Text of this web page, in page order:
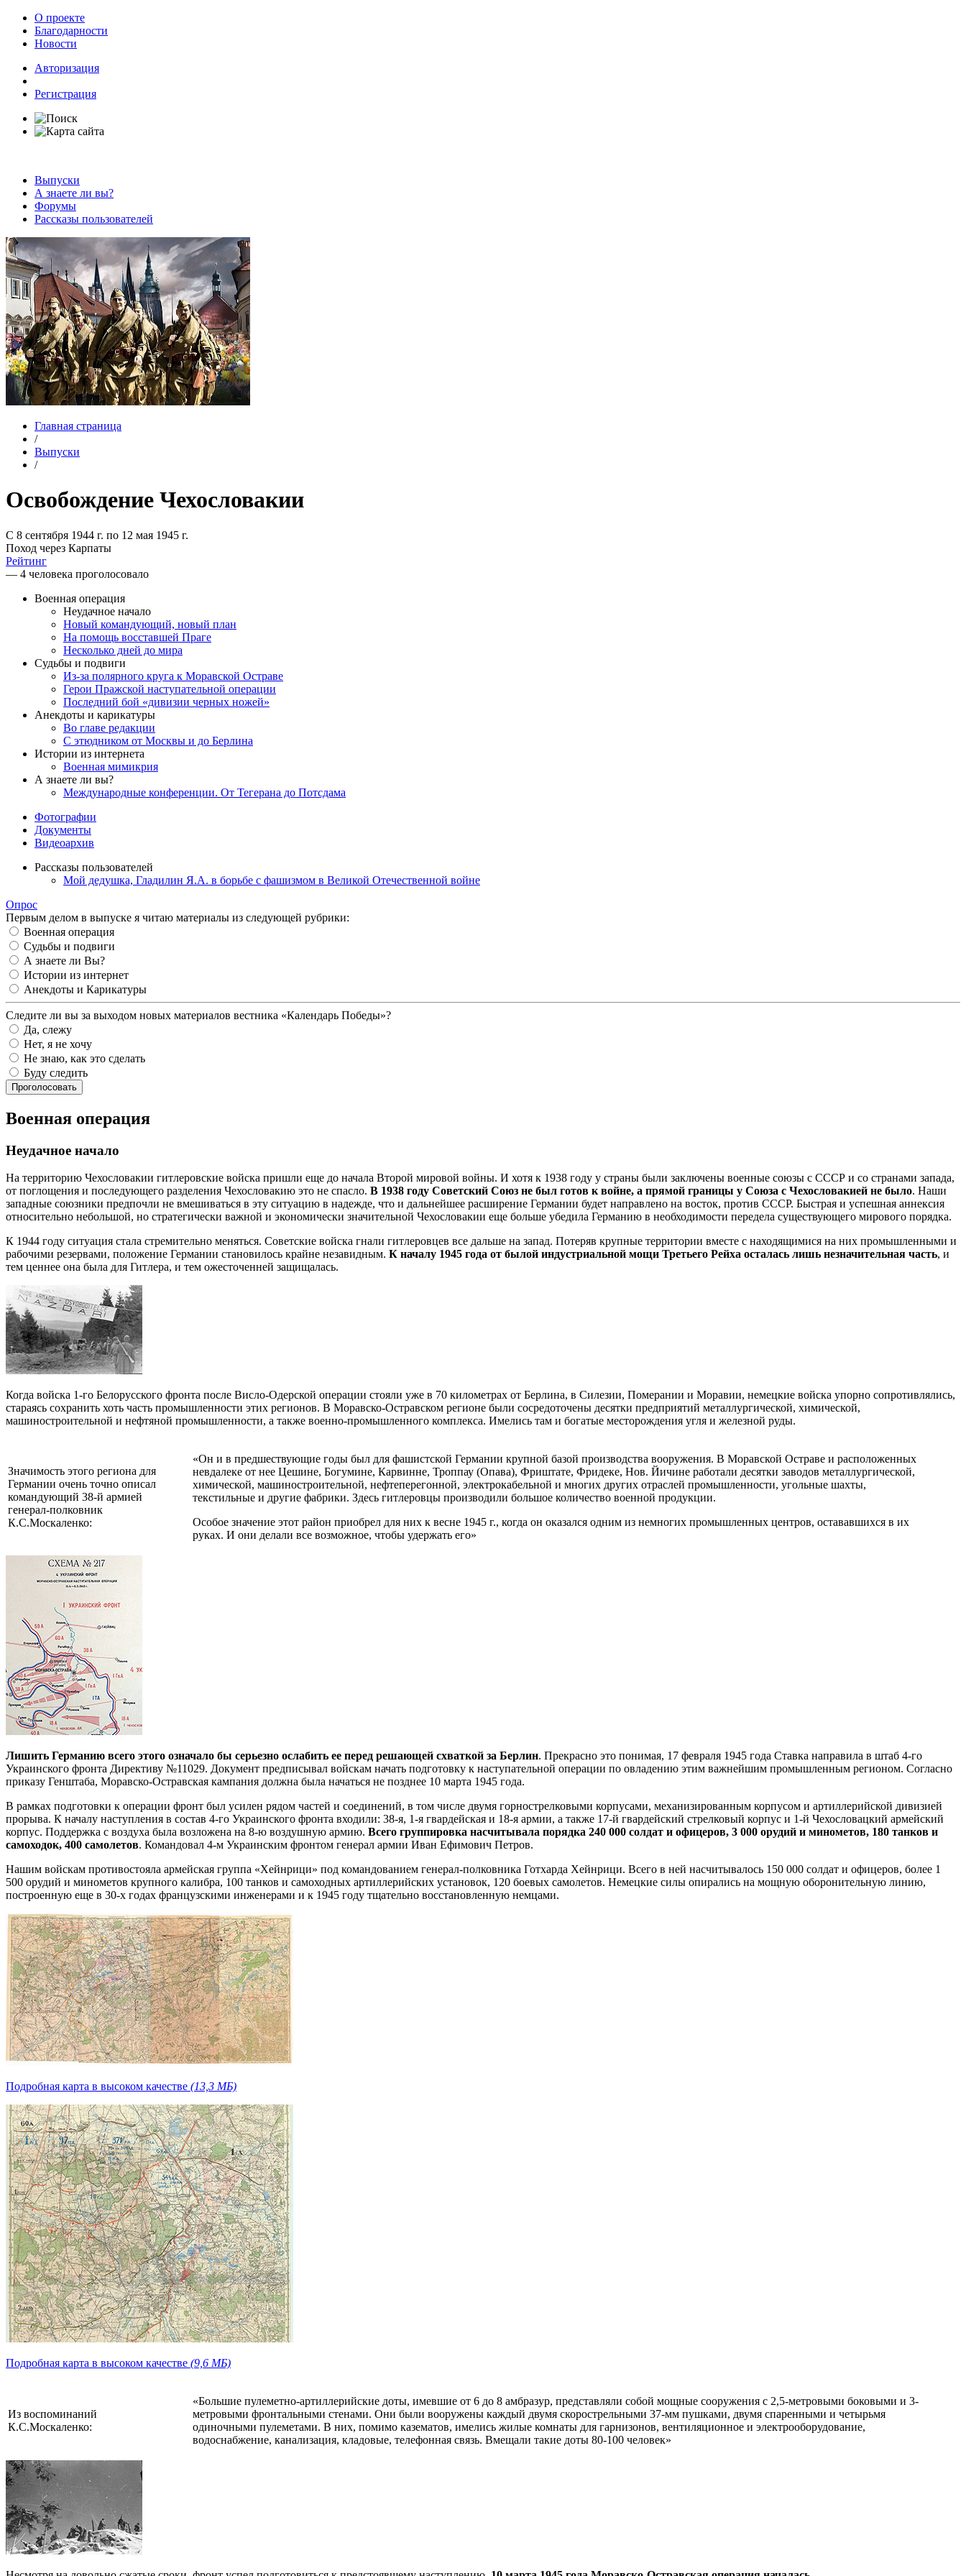
О проекте
Благодарности
Новости
Авторизация
Регистрация
Выпуски
А знаете ли вы?
Форумы
Рассказы пользователей
Главная страница
/
Выпуски
/
Освобождение Чехословакии
С 8 сентября 1944 г. по 12 мая 1945 г.
Поход через Карпаты
Рейтинг
— 4 человека проголосовало
Военная операция
Неудачное начало
Новый командующий, новый план
На помощь восставшей Праге
Несколько дней до мира
Судьбы и подвиги
Из-за полярного круга к Моравской Остраве
Герои Пражской наступательной операции
Последний бой «дивизии черных ножей»
Анекдоты и карикатуры
Во главе редакции
С этюдником от Москвы и до Берлина
Истории из интернета
Военная мимикрия
А знаете ли вы?
Международные конференции. От Тегерана до Потсдама
Фотографии
Документы
Видеоархив
Рассказы пользователей
Мой дедушка, Гладилин Я.А. в борьбе с фашизмом в Великой Отечественной войне
Опрос
Первым делом в выпуске я читаю материалы из следующей рубрики:
Военная операция
Судьбы и подвиги
А знаете ли Вы?
Истории из интернет
Анекдоты и Карикатуры
Следите ли вы за выходом новых материалов вестника «Календарь Победы»?
Да, слежу
Нет, я не хочу
Не знаю, как это сделать
Буду следить
Проголосовать
Военная операция
Неудачное начало
На территорию Чехословакии гитлеровские войска пришли еще до начала Второй мировой войны. И хотя к 1938 году у страны были заключены военные союзы с СССР и со странами запада,
от поглощения и последующего разделения Чехословакию это не спасло. В 1938 году Советский Союз не был готов к войне, а прямой границы у Союза с Чехословакией не было. Наши
западные союзники предпочли не вмешиваться в эту ситуацию в надежде, что и дальнейшее расширение Германии будет направлено на восток, против СССР. Быстрая и успешная аннексия
относительно небольшой, но стратегически важной и экономически значительной Чехословакии еще больше убедила Германию в необходимости передела существующего мирового порядка.
К 1944 году ситуация стала стремительно меняться. Советские войска гнали гитлеровцев все дальше на запад. Потеряв крупные территории вместе с находящимися на них промышленными и
рабочими резервами, положение Германии становилось крайне незавидным. К началу 1945 года от былой индустриальной мощи Третьего Рейха осталась лишь незначительная часть, и
тем ценнее она была для Гитлера, и тем ожесточенней защищалась.
Когда войска 1-го Белорусского фронта после Висло-Одерской операции стояли уже в 70 километрах от Берлина, в Силезии, Померании и Моравии, немецкие войска упорно сопротивлялись,
стараясь сохранить хоть часть промышленности этих регионов. В Моравско-Остравском регионе были сосредоточены десятки предприятий металлургической, химической,
машиностроительной и нефтяной промышленности, а также военно-промышленного комплекса. Имелись там и богатые месторождения угля и железной руды.
Значимость этого региона для
Германии очень точно описал
командующий 38-й армией
генерал-полковник
К.С.Москаленко:
«Он и в предшествующие годы был для фашистской Германии крупной базой производства вооружения. В Моравской Остраве и расположенных
невдалеке от нее Цешине, Богумине, Карвинне, Троппау (Опава), Фриштате, Фридеке, Нов. Йичине работали десятки заводов металлургической,
химической, машиностроительной, нефтеперегонной, электрокабельной и многих других отраслей промышленности, угольные шахты,
текстильные и другие фабрики. Здесь гитлеровцы производили большое количество военной продукции.
Особое значение этот район приобрел для них к весне 1945 г., когда он оказался одним из немногих промышленных центров, остававшихся в их
руках. И они делали все возможное, чтобы удержать его»
Лишить Германию всего этого означало бы серьезно ослабить ее перед решающей схваткой за Берлин. Прекрасно это понимая, 17 февраля 1945 года Ставка направила в штаб 4-го
Украинского фронта Директиву №11029. Документ предписывал войскам начать подготовку к наступательной операции по овладению этим важнейшим промышленным регионом. Согласно
приказу Генштаба, Моравско-Остравская кампания должна была начаться не позднее 10 марта 1945 года.
В рамках подготовки к операции фронт был усилен рядом частей и соединений, в том числе двумя горнострелковыми корпусами, механизированным корпусом и артиллерийской дивизией
прорыва. К началу наступления в состав 4-го Украинского фронта входили: 38-я, 1-я гвардейская и 18-я армии, а также 17-й гвардейский стрелковый корпус и 1-й Чехословацкий армейский
корпус. Поддержка с воздуха была возложена на 8-ю воздушную армию. Всего группировка насчитывала порядка 240 000 солдат и офицеров, 3 000 орудий и минометов, 180 танков и
самоходок, 400 самолетов. Командовал 4-м Украинским фронтом генерал армии Иван Ефимович Петров.
Нашим войскам противостояла армейская группа «Хейнрици» под командованием генерал-полковника Готхарда Хейнрици. Всего в ней насчитывалось 150 000 солдат и офицеров, более 1
500 орудий и минометов крупного калибра, 100 танков и самоходных артиллерийских установок, 120 боевых самолетов. Немецкие силы опирались на мощную оборонительную линию,
построенную еще в 30-х годах французскими инженерами и к 1945 году тщательно восстановленную немцами.
Подробная карта в высоком качестве (13,3 МБ)
Подробная карта в высоком качестве (9,6 МБ)
Из воспоминаний
К.С.Москаленко:
«Большие пулеметно-артиллерийские доты, имевшие от 6 до 8 амбразур, представляли собой мощные сооружения с 2,5-метровыми боковыми и 3-
метровыми фронтальными стенами. Они были вооружены каждый двумя скорострельными 37-мм пушками, двумя спаренными и четырьмя
одиночными пулеметами. В них, помимо казематов, имелись жилые комнаты для гарнизонов, вентиляционное и электрооборудование,
водоснабжение, канализация, кладовые, телефонная связь. Вмещали такие доты 80-100 человек»